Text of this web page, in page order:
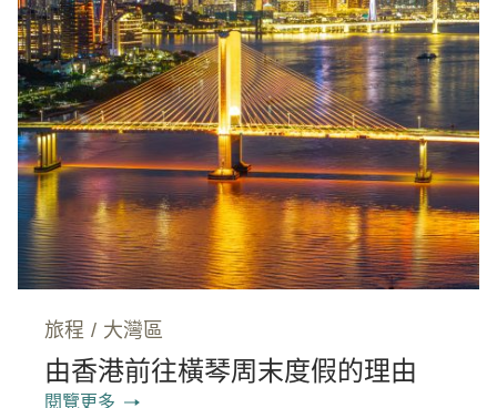
旅程 / 大灣區
由香港前往橫琴周末度假的理由
閱覽更多